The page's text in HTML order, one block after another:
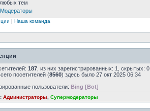
тем
Модераторы
| Наша команда
187 , из них зарегистрированных: 1, скрытых:
посетителей (8560) здесь было 27 окт 2025 06:34
пользователи: Bing [Bot]
Администраторы Супермодераторы